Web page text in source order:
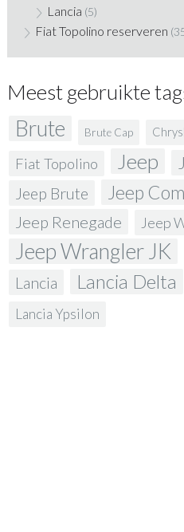
Lancia (5)
Fiat Topolino reserveren
Meest gebruikte
Brute Brute Cap
Fiat Topolino Jeep
Jeep Brute Jeep
Jeep Renegade Jeep
Jeep Wrangler JK
Lancia Lancia Delta
Lancia Ypsilon